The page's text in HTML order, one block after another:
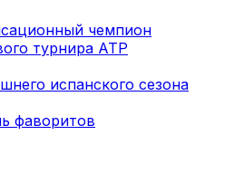
чемпион
турнира ATP
испанского сезона
фаворитов